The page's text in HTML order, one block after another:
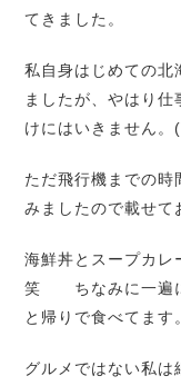
てきました。
私自身はじめての北
ましたが、やはり
けにはいきません。
ただ飛行機までの時
みましたので載せて
海鮮丼とスープカレ
笑 ちなみに一遍に
と帰りで食べてます
グルメではない私は